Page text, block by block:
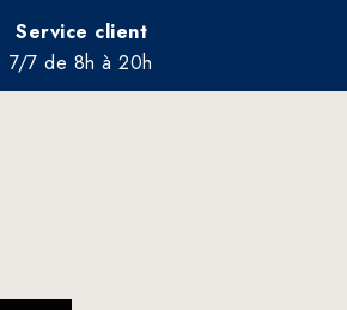
Service client
7/7 de 8h à 20h